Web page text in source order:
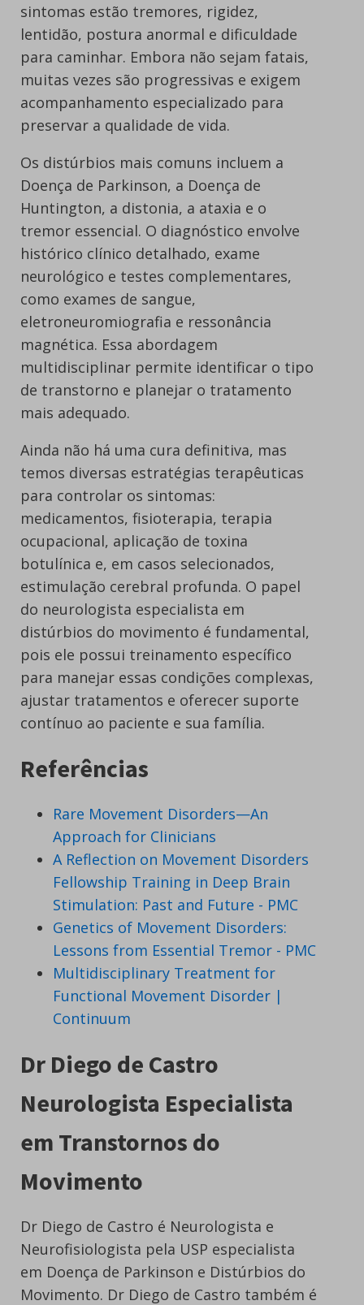
sintomas estão tremores, rigidez,
lentidão, postura anormal e dificuldade
para caminhar. Embora não sejam fatais,
muitas vezes são progressivas e exigem
acompanhamento especializado para
preservar a qualidade de vida.
Os distúrbios mais comuns incluem a
Doença de Parkinson, a Doença de
Huntington, a distonia, a ataxia e o
tremor essencial. O diagnóstico envolve
histórico clínico detalhado, exame
neurológico e testes complementares,
como exames de sangue,
eletroneuromiografia e ressonância
magnética. Essa abordagem
multidisciplinar permite identificar o tipo
de transtorno e planejar o tratamento
mais adequado.
Ainda não há uma cura definitiva, mas
temos diversas estratégias terapêuticas
para controlar os sintomas:
medicamentos, fisioterapia, terapia
ocupacional, aplicação de toxina
botulínica e, em casos selecionados,
estimulação cerebral profunda. O papel
do neurologista especialista em
distúrbios do movimento é fundamental,
pois ele possui treinamento específico
para manejar essas condições complexas,
ajustar tratamentos e oferecer suporte
contínuo ao paciente e sua família.
Referências
Rare Movement Disorders—An
Approach for Clinicians
A Reflection on Movement Disorders
Fellowship Training in Deep Brain
Stimulation: Past and Future - PMC
Genetics of Movement Disorders:
Lessons from Essential Tremor - PMC
Multidisciplinary Treatment for
Functional Movement Disorder |
Continuum
Dr Diego de Castro
Neurologista Especialista
em Transtornos do
Movimento
Dr Diego de Castro é Neurologista e
Neurofisiologista pela USP especialista
em Doença de Parkinson e Distúrbios do
Movimento. Dr Diego de Castro também é